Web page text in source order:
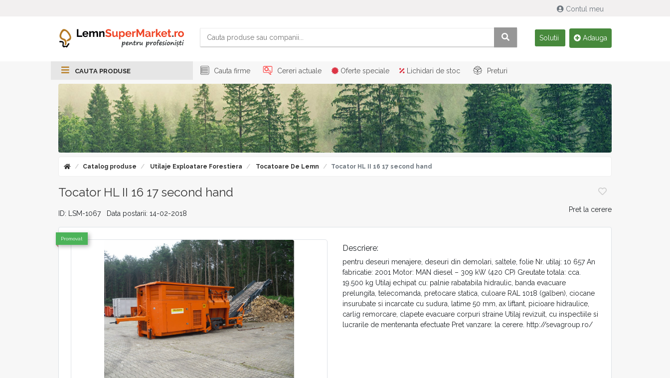
Contul meu
Solutii Adauga
CAUTA PRODUSE Cauta firme Cereri actuale Oferte speciale Lichidari de stoc Preturi
Catalog produse Utilaje Exploatare Forestiera Tocatoare De Lemn Tocator HL II 16 17 second hand
Tocator HL II 16 17 second hand
ID: LSM-1067 Data postarii: 14-02-2018 Pret la cerere
Promovat
Descriere:
pentru deseuri menajere, deseuri din demolari, saltele, folie Nr. utilaj: 10 657 An
fabricatie: 2001 Motor: MAN diesel – 309 kW (420 CP) Greutate totala: cca.
19.500 kg Utilaj echipat cu: palnie rabatabila hidraulic, banda evacuare
prelungita, telecomanda, pretocare statica, culoare RAL 1018 (galben), ciocane
insurubate si incarcate cu sudura, latime 50 mm, ax liftant, picioare hidraulice,
carlig remorcare, clapete evacuare corpuri straine Utilaj revizuit, cu inspectiile si
lucrarile de mentenanta efectuate Pret vanzare: la cerere. http://sevagroup.ro/